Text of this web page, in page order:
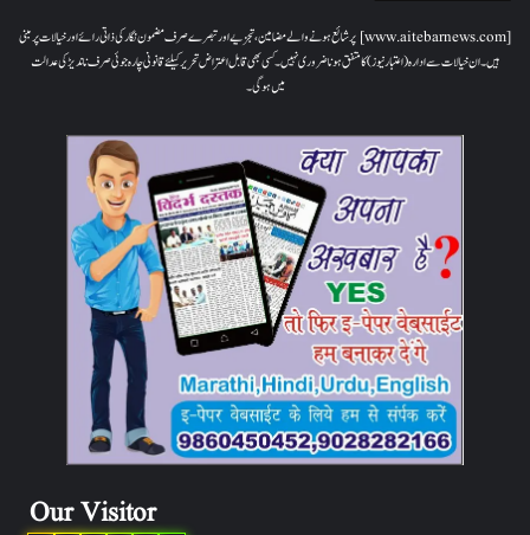
[www.aitebarnews.com] پر شائع ہونے والے مضامین، تجزیے اور تبصرے صرف مضمون نگار کی ذاتی رائے اور خیالات پر مبنی
ہیں۔ ان خیالات سے ادارہ (اعتبار نیوز) کا متفق ہونا ضروری نہیں۔ کسی بھی قابل اعتراض تحریر کیلئے قانونی چارہ جوئی صرف ناندیڑ کی عدالت
میں ہوگی۔
Our Visitor